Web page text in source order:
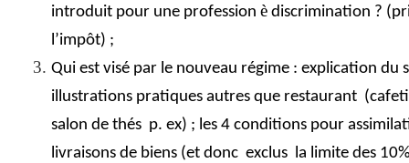
introduit pour une profession è discrimination ?
l’impôt) ;
Qui est visé par le nouveau régime : explication du
illustrations pratiques autres que restaurant
salon de thés p. ex) ; les 4 conditions pour
livraisons de biens (et donc exclus la limite des